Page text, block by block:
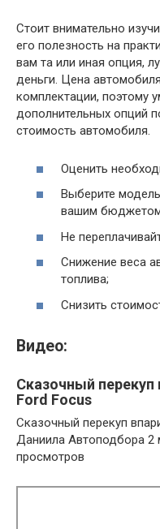
Стоит внимательно
его полезность на
вам та или иная опция,
деньги. Цена
комплектации, поэтому
дополнительных опций
стоимость автомобиля.
Оценить
Выберите
вашим
Не
Снижение веса
топлива;
Снизить
Видео:
Сказочный
Ford Focus
Сказочный перекуп
Даниила Автоподбора 2
просмотров